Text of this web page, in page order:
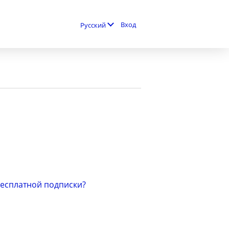
Русский Вход
подписки?